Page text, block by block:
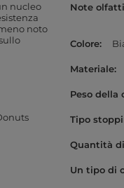
nucleo
noto
Note
Colore
Materiale
Peso della
Tipo
Quantità
Un tipo di